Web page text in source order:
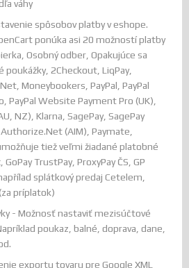
váhy
spôsobov platby v eshope.
ponúka asi 20 možností platby
Osobný odber, Opakujúce sa
2Checkout, LiqPay,
Moneybookers, PayPal, PayPal
PayPal Website Payment Pro (UK),
NZ), Klarna, SagePay, SagePay
(AIM), Paymate,
tiež veľmi žiadané platobné
TrustPay, ProxyPay ČS, GP
splátkový predaj Cetelem,
príplatok)
- Možnosť nastaviť mezisúčtové
poukaz, balné, doprava, dane,
exportu tovaru pre Google XML